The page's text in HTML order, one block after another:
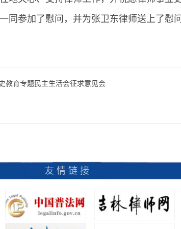
同参加了慰问，并为张卫东律师送上了慰
教育专题民主生活会征求意见会
友 情 链 接